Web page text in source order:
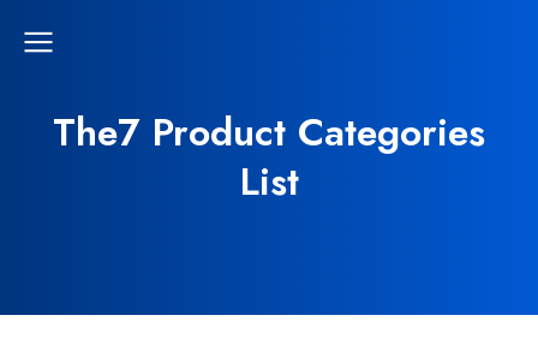
The7 Product Categories
List